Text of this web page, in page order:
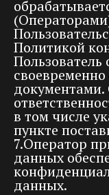
Политикой
Пользователь
документами.
в том числе
пункте
7.Оператор
данных
данных.